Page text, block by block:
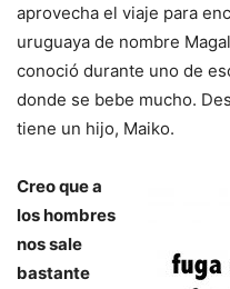
aprovecha el viaje para
uruguaya de nombre
conoció durante uno de
donde se bebe mucho.
tiene un hijo, Maiko.
Creo que a
los hombres
nos sale
bastante